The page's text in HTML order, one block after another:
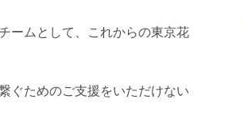
ームとして、これからの東京花
ぐためのご支援をいただけない